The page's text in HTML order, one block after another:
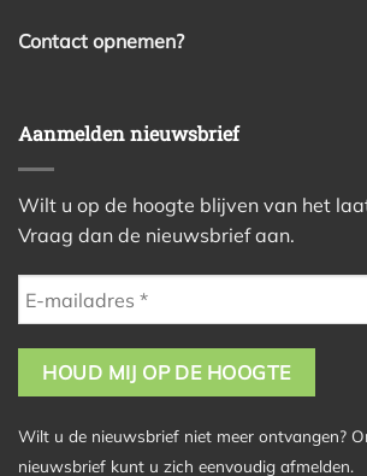
Contact opnemen?
Aanmelden nieuwsbrief
Wilt u op de hoogte blijven van het
Vraag dan de nieuwsbrief aan.
Wilt u de nieuwsbrief niet meer ontvangen?
nieuwsbrief kunt u zich eenvoudig afmelden.